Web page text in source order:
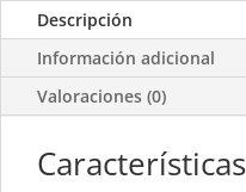
Descripción
Información adicional
Valoraciones (0)